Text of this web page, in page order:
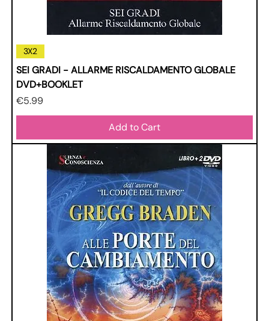
3X2
SEI GRADI - ALLARME RISCALDAMENTO GLOBALE
DVD+BOOKLET
Price
€5.99
Add to Cart